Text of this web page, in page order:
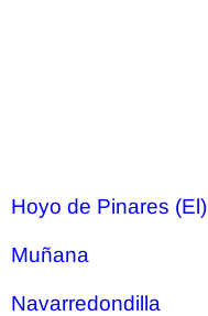
Hoyo de Pinares (El)
Muñana
Navarredondilla